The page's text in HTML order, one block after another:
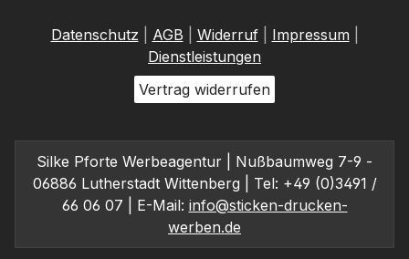
Datenschutz AGB Widerruf| Impressum
Dienstleistungen
Vertrag widerrufen
Silke Pforte Werbeagentur | Nußbaumweg 7-9 -
06886 Lutherstadt Wittenberg | Tel: +49 (0)3491 /
66 06 07 | E-Mail: info@sticken-drucken-
werben.de